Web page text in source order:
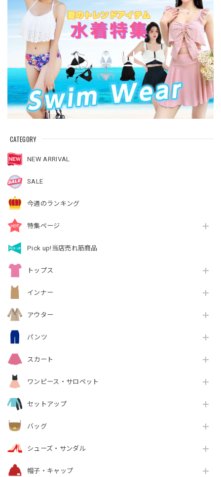
CATEGORY
NEW ARRIVAL
SALE
今週のランキング
特集ページ
Pick up!当店売れ筋商品
トップス
インナー
アウター
パンツ
スカート
ワンピース・サロペット
セットアップ
バッグ
シューズ・サンダル
帽子・キャップ